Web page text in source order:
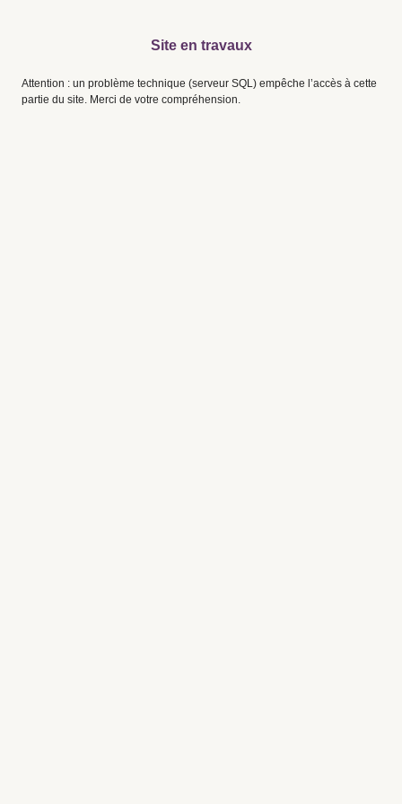
Site en travaux
Attention : un problème technique (serveur SQL) empêche l’accès à cette
partie du site. Merci de votre compréhension.